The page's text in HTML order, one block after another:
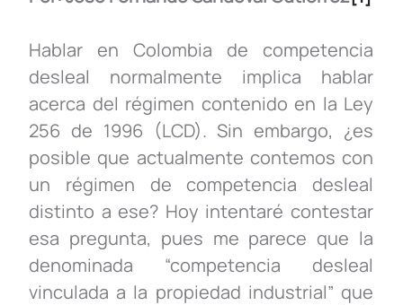
Hablar en Colombia de competencia
desleal normalmente implica hablar
acerca del régimen contenido en la Ley
256 de 1996 (LCD). Sin embargo, ¿es
posible que actualmente contemos con
un régimen de competencia desleal
distinto a ese? Hoy intentaré contestar
esa pregunta, pues me parece que la
denominada “competencia desleal
vinculada a la propiedad industrial” que